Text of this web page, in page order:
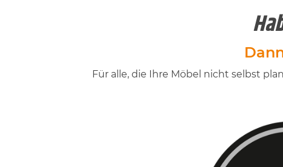
Für alle, die Ihre Möbel nicht selbst